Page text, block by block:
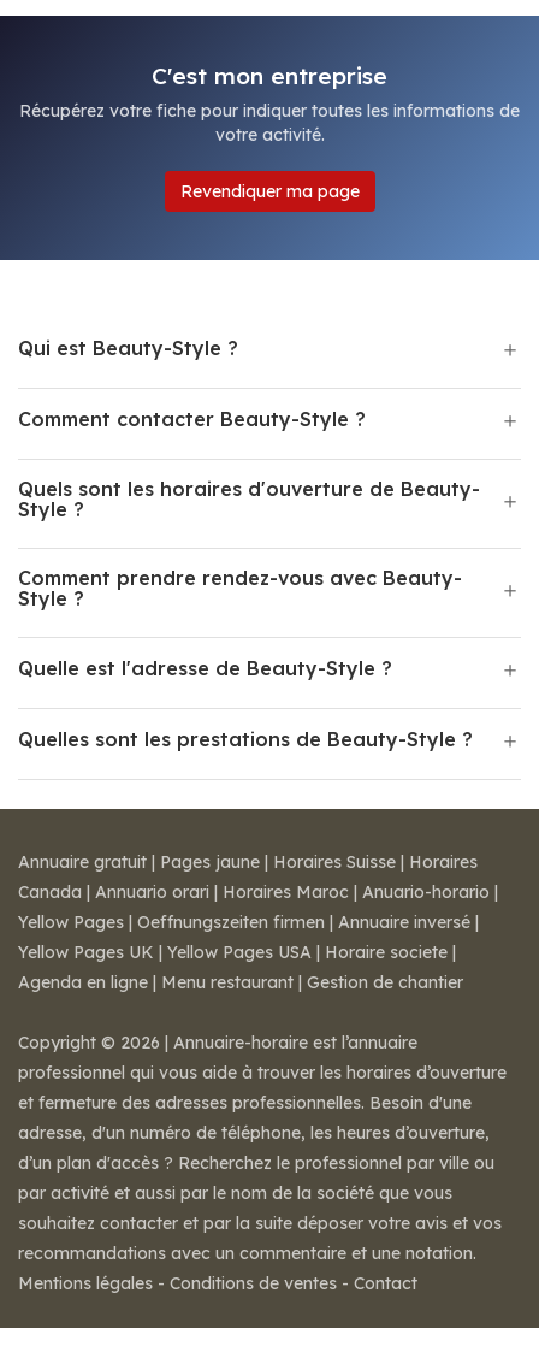
C'est mon entreprise
Récupérez votre fiche pour indiquer toutes les informations de
votre activité.
Revendiquer ma page
Qui est Beauty-Style ?
Comment contacter Beauty-Style ?
Quels sont les horaires d'ouverture de Beauty-
Style ?
Comment prendre rendez-vous avec Beauty-
Style ?
Quelle est l'adresse de Beauty-Style ?
Quelles sont les prestations de Beauty-Style ?
Annuaire gratuit | Pages jaune | Horaires Suisse | Horaires
Canada | Annuario orari | Horaires Maroc | Anuario-horario |
Yellow Pages | Oeffnungszeiten firmen | Annuaire inversé |
Yellow Pages UK | Yellow Pages USA | Horaire societe |
Agenda en ligne | Menu restaurant | Gestion de chantier
Copyright © 2026 | Annuaire-horaire est l’annuaire
professionnel qui vous aide à trouver les horaires d’ouverture
et fermeture des adresses professionnelles. Besoin d'une
adresse, d'un numéro de téléphone, les heures d’ouverture,
d’un plan d'accès ? Recherchez le professionnel par ville ou
par activité et aussi par le nom de la société que vous
souhaitez contacter et par la suite déposer votre avis et vos
recommandations avec un commentaire et une notation.
Mentions légales - Conditions de ventes - Contact